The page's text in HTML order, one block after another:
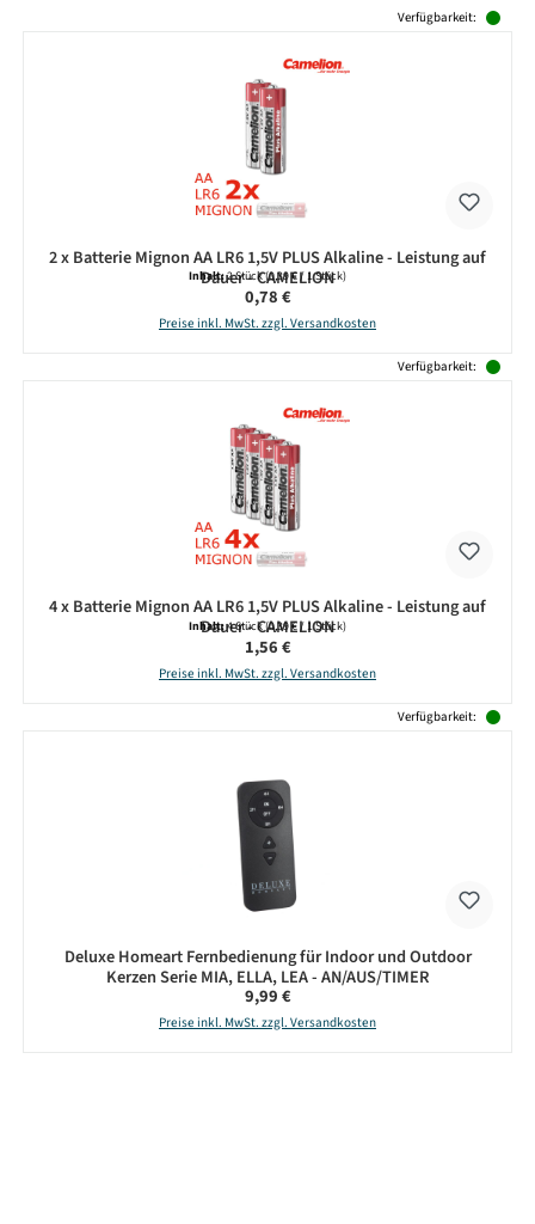
Verfügbarkeit:
2 x Batterie Mignon AA LR6 1,5V PLUS Alkaline - Leistung auf
Dauer - CAMELION
Inhalt:2 Stück(0,39 € / 1 Stück)
Regulärer Preis:
0,78 €
Preise inkl. MwSt. zzgl. Versandkosten
Verfügbarkeit:
4 x Batterie Mignon AA LR6 1,5V PLUS Alkaline - Leistung auf
Dauer - CAMELION
Inhalt:4 Stück(0,39 € / 1 Stück)
Regulärer Preis:
1,56 €
Preise inkl. MwSt. zzgl. Versandkosten
Verfügbarkeit:
Deluxe Homeart Fernbedienung für Indoor und Outdoor
Kerzen Serie MIA, ELLA, LEA - AN/AUS/TIMER
Regulärer Preis:
9,99 €
Preise inkl. MwSt. zzgl. Versandkosten